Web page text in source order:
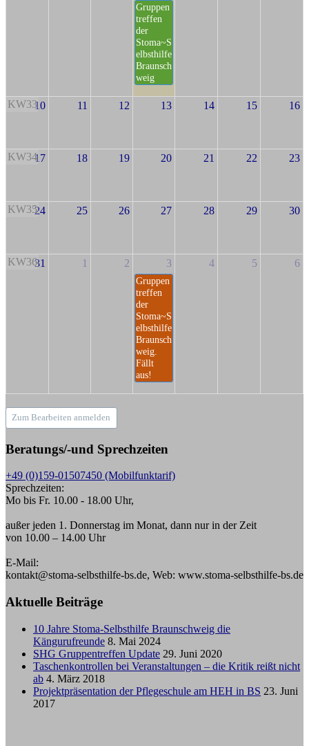
Gruppen
treffen
der
Stoma~S
elbsthilfe
Braunsch
weig
KW3310 11 12 13 14 15 16
KW3417 18 19 20 21 22 23
KW3524 25 26 27 28 29 30
KW3631 1 2 3
Gruppen
treffen
der
Stoma~S
elbsthilfe
Braunsch
weig.
Fällt
aus!
4 5 6
Zum Bearbeiten anmelden
Beratungs/-und Sprechzeiten
+49 (0)159-01507450 (Mobilfunktarif)
Sprechzeiten:
Mo bis Fr. 10.00 - 18.00 Uhr,
außer jeden 1. Donnerstag im Monat, dann nur in der Zeit
von 10.00 – 14.00 Uhr
E-Mail:
kontakt@stoma-selbsthilfe-bs.de, Web: www.stoma-selbsthilfe-bs.de
Aktuelle Beiträge
10 Jahre Stoma-Selbsthilfe Braunschweig die
Kängurufreunde 8. Mai 2024
SHG Gruppentreffen Update 29. Juni 2020
Taschenkontrollen bei Veranstaltungen – die Kritik reißt nicht
ab 4. März 2018
Projektpräsentation der Pflegeschule am HEH in BS 23. Juni
2017